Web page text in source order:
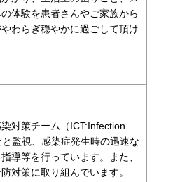
体験を患者さんやご家族から
わらぎ穏やかに過ごして頂け
対策チーム（ICT:Infection
監視、感染症発生時の迅速な
導等を行っています。また、
対策に取り組んでいます。